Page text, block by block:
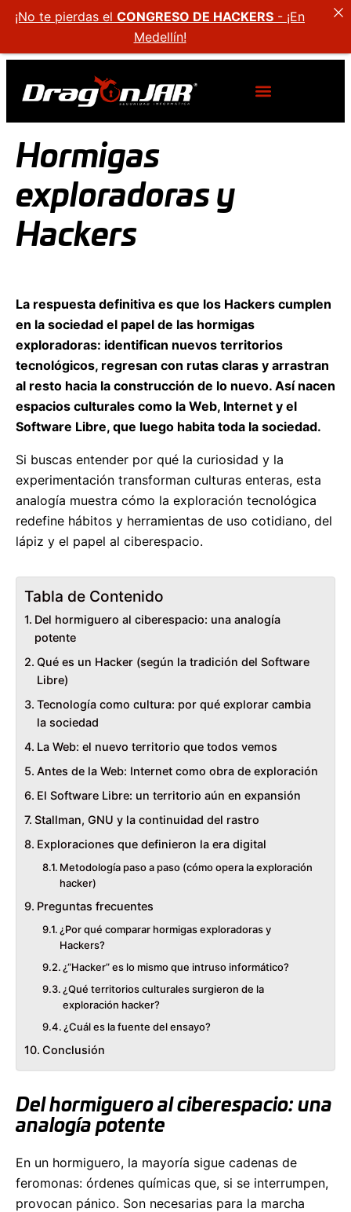
Hormigas
exploradoras y
Hackers
La respuesta definitiva es que los Hackers cumplen
en la sociedad el papel de las hormigas
exploradoras: identifican nuevos territorios
tecnológicos, regresan con rutas claras y arrastran
al resto hacia la construcción de lo nuevo. Así nacen
espacios culturales como la Web, Internet y el
Software Libre, que luego habita toda la sociedad.
Si buscas entender por qué la curiosidad y la
experimentación transforman culturas enteras, esta
analogía muestra cómo la exploración tecnológica
redefine hábitos y herramientas de uso cotidiano, del
lápiz y el papel al ciberespacio.
Tabla de Contenido
Del hormiguero al ciberespacio: una analogía
potente
Qué es un Hacker (según la tradición del Software
Libre)
Tecnología como cultura: por qué explorar cambia
la sociedad
La Web: el nuevo territorio que todos vemos
Antes de la Web: Internet como obra de exploración
El Software Libre: un territorio aún en expansión
Stallman, GNU y la continuidad del rastro
Exploraciones que definieron la era digital
Metodología paso a paso (cómo opera la exploración
hacker)
Preguntas frecuentes
¿Por qué comparar hormigas exploradoras y
Hackers?
¿“Hacker” es lo mismo que intruso informático?
¿Qué territorios culturales surgieron de la
exploración hacker?
¿Cuál es la fuente del ensayo?
Conclusión
Del hormiguero al ciberespacio: una
analogía potente
En un hormiguero, la mayoría sigue cadenas de
feromonas: órdenes químicas que, si se interrumpen,
provocan pánico. Son necesarias para la marcha
¡No te pierdas el CONGRESO DE HACKERS - ¡En
Medellín!